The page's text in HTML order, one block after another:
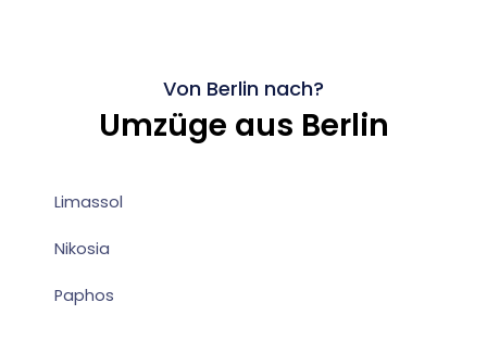
Von Berlin nach?
Umzüge aus Berlin
Limassol
Nikosia
Paphos